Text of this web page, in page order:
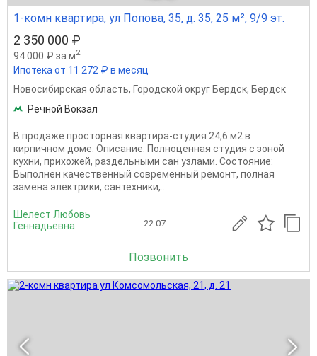
1-комн квартира, ул Попова, 35, д. 35, 25 м², 9/9 эт.
2 350 000 ₽
94 000 ₽ за м2
Ипотека от 11 272 ₽ в месяц
Новосибирская область, Городской округ Бердск, Бердск
Речной Вокзал
В продаже просторная квартира-студия 24,6 м2 в
кирпичном доме. Описание: Полноценная студия с зоной
кухни, прихожей, раздельными сан узлами. Состояние:
Выполнен качественный современный ремонт, полная
замена электрики, сантехники,...
Шелест Любовь
Геннадьевна
22.07
Позвонить